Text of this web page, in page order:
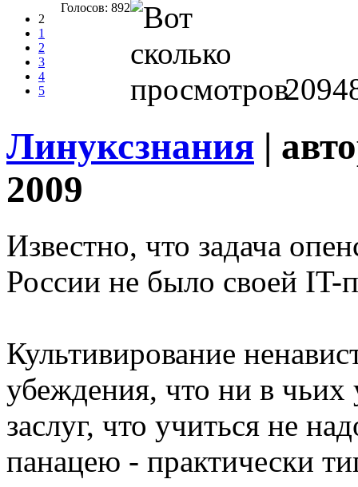
2
1
2
3
4
5
Голосов: 892
Линуксзнания |
2009
Известно, что задача
России не было своей
Культивирование
убеждения, что ни в
заслуг, что учиться не
панацею - практически